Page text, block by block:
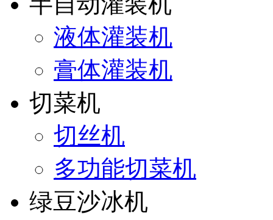
液体灌装机
膏体灌装机
切菜机
切丝机
多功能切菜机
绿豆沙冰机